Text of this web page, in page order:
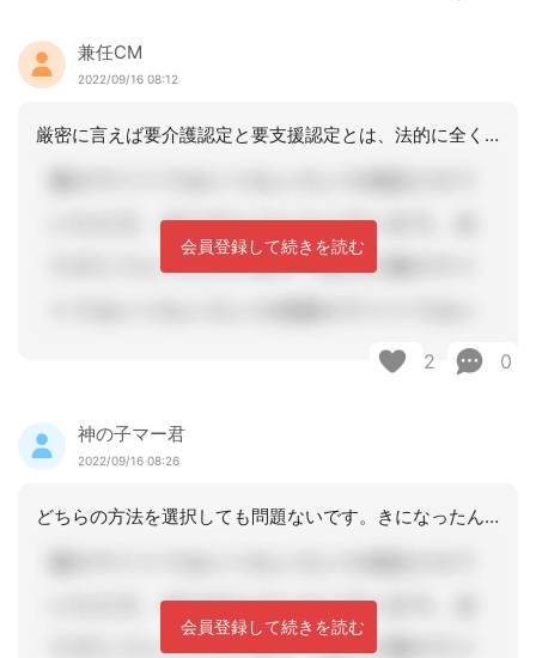
兼任CM
2022/09/16 08:12
厳密に言えば要介護認定と要支援認定とは、法的に全くの別物なので、認定結果が出てか
会員登録して続きを読む
2 0
神の子マー君
2022/09/16 08:26
どちらの方法を選択しても問題ないです。きになったんですが審査会は祝日でも行うので
会員登録して続きを読む